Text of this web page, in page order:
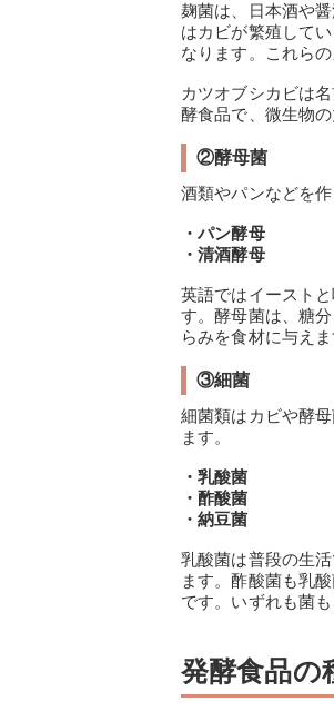
麹菌は、日本酒や
はカビが繁殖して
なります。これら
カツオブシカビは
酵食品で、微生物
②酵母菌
酒類やパンなどを
・パン酵母
・清酒酵母
英語ではイースト
す。酵母菌は、糖
らみを食材に与えま
③細菌
細菌類はカビや酵
ます。
・乳酸菌
・酢酸菌
・納豆菌
乳酸菌は普段の生
ます。酢酸菌も乳
です。いずれも菌
発酵食品の